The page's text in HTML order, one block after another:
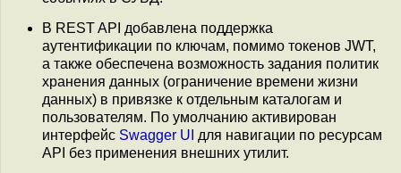
В REST API добавлена поддержка
аутентификации по ключам, помимо токенов JWT,
а также обеспечена возможность задания политик
хранения данных (ограничение времени жизни
данных) в привязке к отдельным каталогам и
пользователям. По умолчанию активирован
интерфейс Swagger UI для навигации по ресурсам
API без применения внешних утилит.